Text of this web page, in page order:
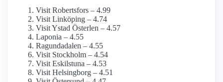
Visit Robertsfors – 4.99
Visit Linköping – 4.74
Visit Ystad Österlen – 4.57
Laponia – 4.55
Ragundadalen – 4.55
Visit Stockholm – 4.54
Visit Eskilstuna – 4.53
Visit Helsingborg – 4.51